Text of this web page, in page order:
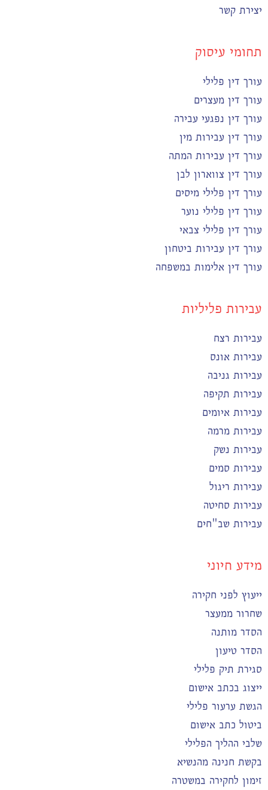
יצירת קשר
תחומי עיסוק
עורך דין פלילי
עורך דין מעצרים
עורך דין נפגעי עבירה
עורך דין עבירות מין
עורך דין עבירות המתה
עורך דין צווארון לבן
עורך דין פלילי מיסים
עורך דין פלילי נוער
עורך דין פלילי צבאי
עורך דין עבירות ביטחון
עורך דין אלימות במשפחה
עבירות פליליות
עבירות רצח
עבירות אונס
עבירות גניבה
עבירות תקיפה
עבירות איומים
עבירות מרמה
עבירות נשק
עבירות סמים
עבירות ריגול
עבירות סחיטה
עבירות שב"חים
מידע חיוני
ייעוץ לפני חקירה
שחרור ממעצר
הסדר מותנה
הסדר טיעון
סגירת תיק פלילי
ייצוג בכתב אישום
הגשת ערעור פלילי
ביטול כתב אישום
שלבי ההליך הפלילי
בקשת חנינה מהנשיא
זימון לחקירה במשטרה